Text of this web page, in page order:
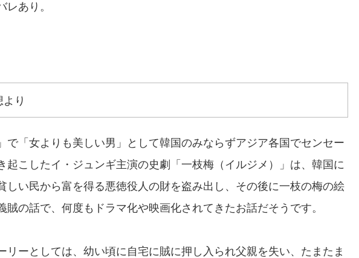
レあり。
り
で「女よりも美しい男」として韓国のみならずアジア各国でセンセー
起こしたイ・ジュンギ主演の史劇「一枝梅（イルジメ）」は、韓国に
しい民から富を得る悪徳役人の財を盗み出し、その後に一枝の梅の絵
賊の話で、何度もドラマ化や映画化されてきたお話だそうです。
リーとしては、幼い頃に自宅に賊に押し入られ父親を失い、たまたま